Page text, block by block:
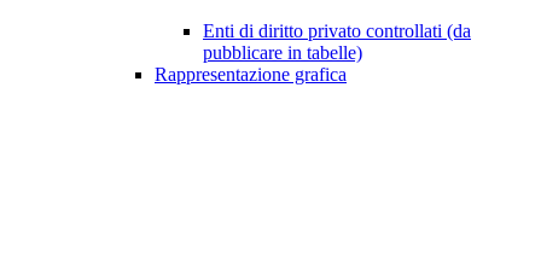
Enti di diritto privato controllati (da
pubblicare in tabelle)
Rappresentazione grafica